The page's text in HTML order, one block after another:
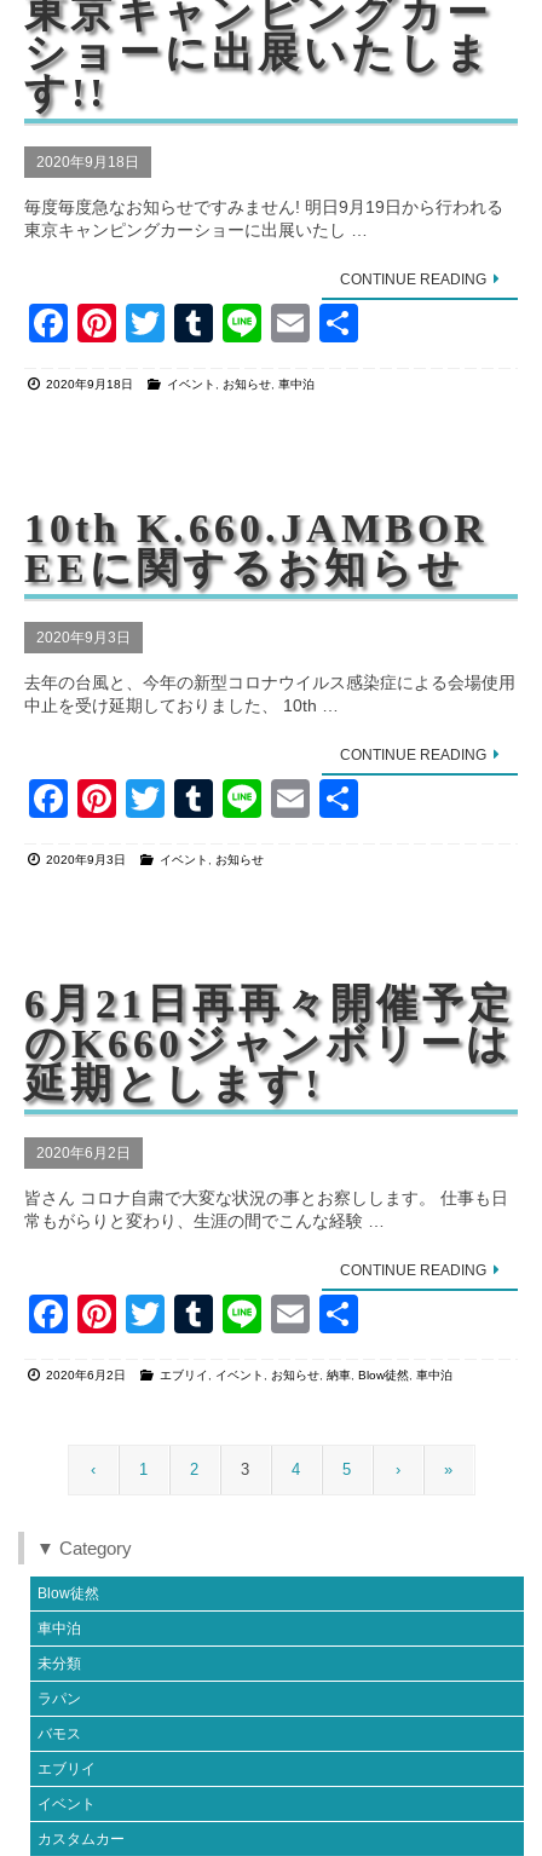
o
k
東京キャンピングカー
ショーに出展いたしま
す!!
2020年9月18日
毎度毎度急なお知らせですみません! 明日9月19日から行われる
東京キャンピングカーショーに出展いたし …
CONTINUE READING
F
c
o
o
k
Pi
er
T
tt
T
m
Li
e
E
ail
2020年9月18日 イベント お知らせ ,車中泊
10th K.660.JAMBOR
EEに関するお知らせ
2020年9月3日
去年の台風と、今年の新型コロナウイルス感染症による会場使用
中止を受け延期しておりました、 10th …
CONTINUE READING
F
c
o
o
k
Pi
er
T
tt
T
m
Li
e
E
2020年9月3日 イベント お知らせ
6月21日再再々開催予定
のK660ジャンボリーは
延期とします!
2020年6月2日
皆さん コロナ自粛で大変な状況の事とお察しします。 仕事も日
常もがらりと変わり、生涯の間でこんな経験 …
CONTINUE READING
F
c
o
k
Pi
er
st
T
tt
T
m
Li
e
E
ail
2020年6月2日 エブリイ イベント お知らせ ,納車 ,Blow徒然 ,車中泊
‹ 1 2 3 4 5 › »
▼ Category
Blow徒然
車中泊
未分類
ラパン
バモス
エブリイ
イベント
カスタムカー